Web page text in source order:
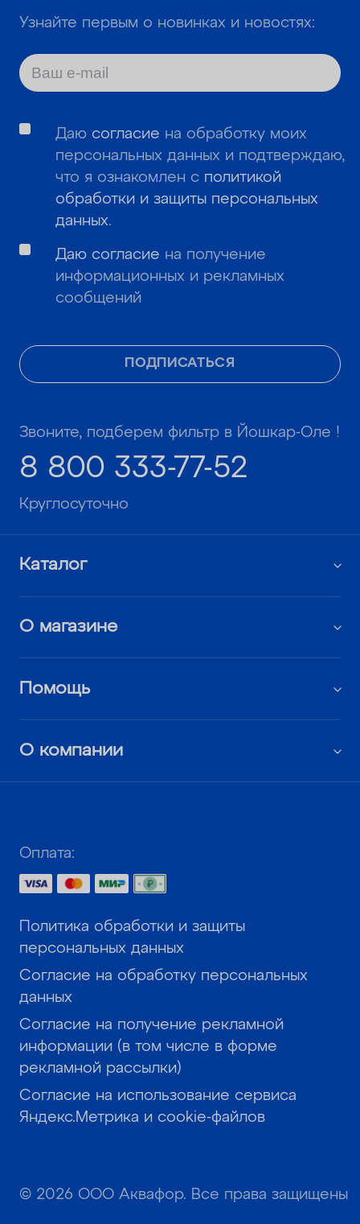
Узнайте первым о новинках и новостях:
ПОДПИСАТЬСЯ
Даю согласие на обработку моих
персональных данных и подтверждаю,
что я ознакомлен с политикой
обработки и защиты персональных
данных.
Даю согласие на получение
информационных и рекламных
сообщений
Звоните, подберем фильтр в Йошкар-Оле !
8 800 333-77-52
Круглосуточно
Каталог
О магазине
Помощь
О компании
© 2026 ООО Аквафор. Все права защищены
Оплата:
Политика обработки и защиты
персональных данных
Согласие на обработку персональных
данных
Согласие на получение рекламной
информации (в том числе в форме
рекламной рассылки)
Согласие на использование сервиса
Яндекс.Метрика и cookie-файлов